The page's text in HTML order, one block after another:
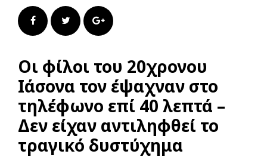
FacebookTwitter Google+
Οι φίλοι του 20χρονου
Ιάσονα τον έψαχναν στο
τηλέφωνο επί 40 λεπτά –
Δεν είχαν αντιληφθεί το
τραγικό δυστύχημα